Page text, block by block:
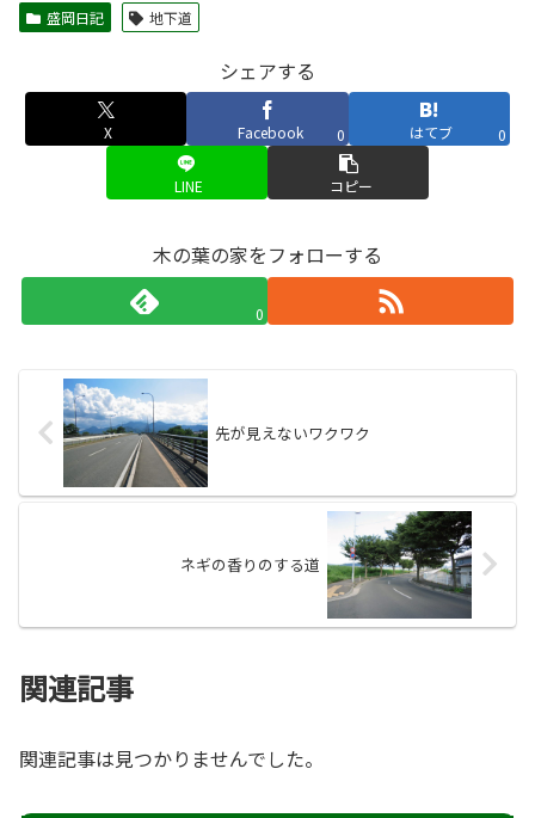
盛岡日記 地下道
シェアする
X Facebook 0 はてブ 0
LINE コピー
木の葉の家をフォローする
0
先が見えないワクワク
ネギの香りのする道
関連記事
関連記事は見つかりませんでした。